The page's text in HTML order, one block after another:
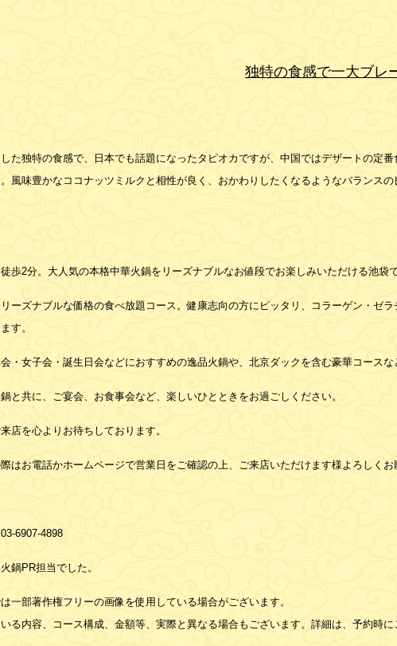
独特の食感で一大ブレ
た独特の食感で、日本でも話題になったタピオカですが、中国ではデザートの定
風味豊かなココナッツミルクと相性が良く、おかわりしたくなるようなバランス
歩2分。大人気の本格中華火鍋をリーズナブルなお値段でお楽しみいただける池袋
ーズナブルな価格の食べ放題コース。健康志向の方にピッタリ、コラーゲン・ゼ
す。
・女子会・誕生日会などにおすすめの逸品火鍋や、北京ダックを含む豪華コースな
と共に、ご宴会、お食事会など、楽しいひとときをお過ごしください。
店を心よりお待ちしております。
はお電話かホームページで営業日をご確認の上、ご来店いただけます様よろしくお
03-6907-4898
鍋PR担当でした。
一部著作権フリーの画像を使用している場合がございます。
る内容、コース構成、金額等、実際と異なる場合もございます。詳細は、予約時に